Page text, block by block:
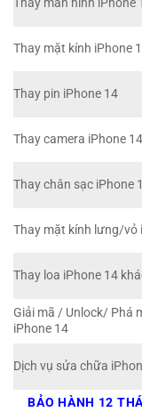
Thay màn hình iPhone
Thay mặt kính iPhone
Thay pin iPhone 14
Thay camera iPhone 14
Thay chân sạc iPhone
Thay mặt kính lưng/vỏ
Thay loa iPhone 14
Giải mã / Unlock/ Phá
iPhone 14
Dịch vụ sửa chữa
BẢO HÀNH 12